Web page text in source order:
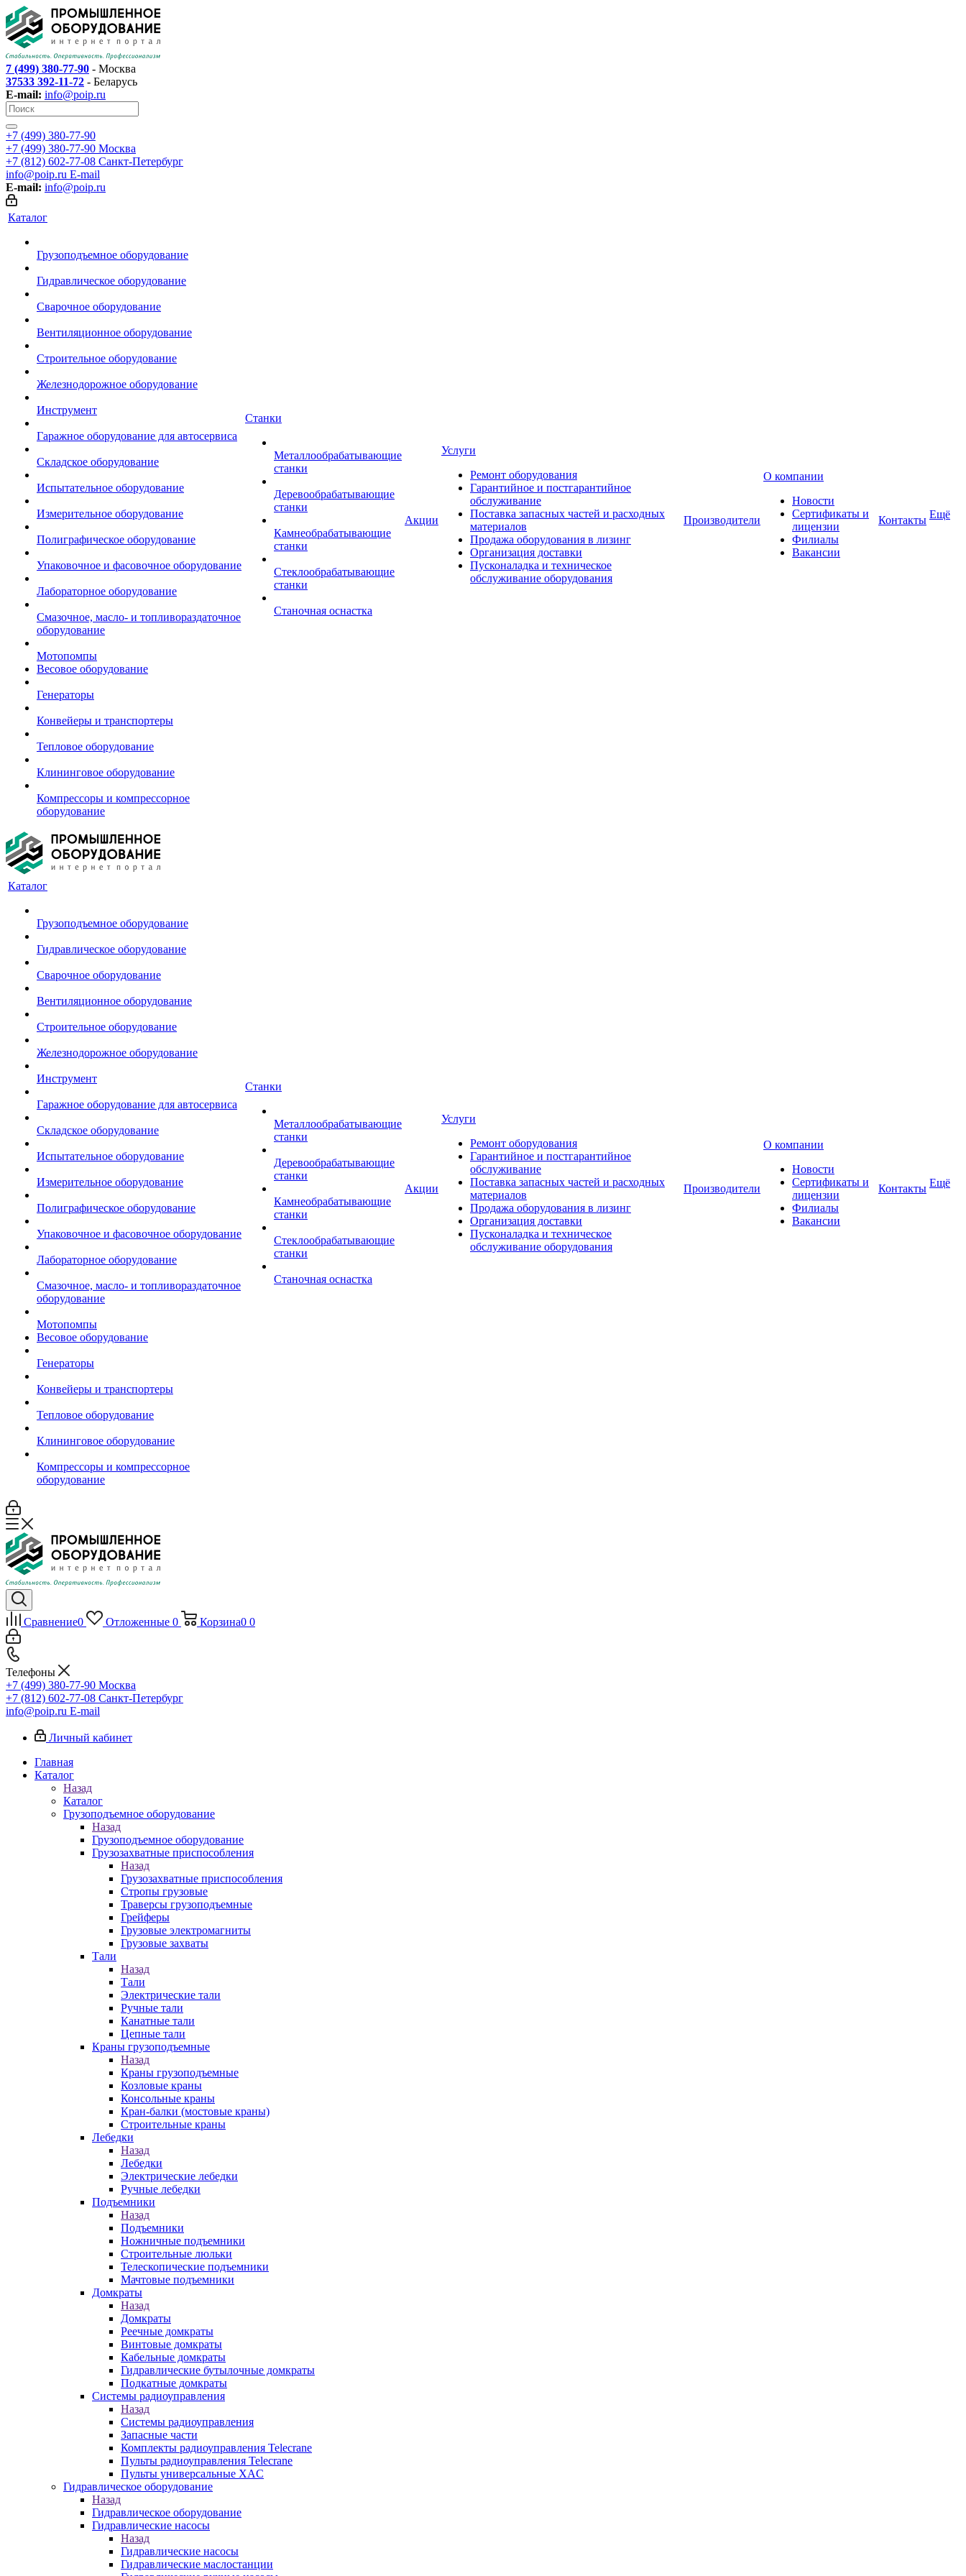
7 (499) 380-77-90 - Москва
37533 392-11-72 - Беларусь
E-mail: info@poip.ru
+7 (499) 380-77-90
+7 (499) 380-77-90 Москва
+7 (812) 602-77-08 Санкт-Петербург
info@poip.ru E-mail
E-mail: info@poip.ru
Каталог
Грузоподъемное оборудование
Гидравлическое оборудование
Сварочное оборудование
Вентиляционное оборудование
Строительное оборудование
Железнодорожное оборудование
Инструмент
Гаражное оборудование для автосервиса
Складское оборудование
Испытательное оборудование
Измерительное оборудование
Полиграфическое оборудование
Упаковочное и фасовочное оборудование
Лабораторное оборудование
Смазочное, масло- и топливораздаточное
оборудование
Мотопомпы
Весовое оборудование
Генераторы
Конвейеры и транспортеры
Тепловое оборудование
Клининговое оборудование
Компрессоры и компрессорное
оборудование
Станки
Металлообрабатывающие
станки
Деревообрабатывающие
станки
Камнеобрабатывающие
станки
Стеклообрабатывающие
станки
Станочная оснастка
Акции
Услуги
Ремонт оборудования
Гарантийное и постгарантийное
обслуживание
Поставка запасных частей и расходных
материалов
Продажа оборудования в лизинг
Организация доставки
Пусконаладка и техническое
обслуживание оборудования
Производители
О компании
Новости
Сертификаты и
лицензии
Филиалы
Вакансии
Контакты Ещё
Каталог
Грузоподъемное оборудование
Гидравлическое оборудование
Сварочное оборудование
Вентиляционное оборудование
Строительное оборудование
Железнодорожное оборудование
Инструмент
Гаражное оборудование для автосервиса
Складское оборудование
Испытательное оборудование
Измерительное оборудование
Полиграфическое оборудование
Упаковочное и фасовочное оборудование
Лабораторное оборудование
Смазочное, масло- и топливораздаточное
оборудование
Мотопомпы
Весовое оборудование
Генераторы
Конвейеры и транспортеры
Тепловое оборудование
Клининговое оборудование
Компрессоры и компрессорное
оборудование
Станки
Металлообрабатывающие
станки
Деревообрабатывающие
станки
Камнеобрабатывающие
станки
Стеклообрабатывающие
станки
Станочная оснастка
Акции
Услуги
Ремонт оборудования
Гарантийное и постгарантийное
обслуживание
Поставка запасных частей и расходных
материалов
Продажа оборудования в лизинг
Организация доставки
Пусконаладка и техническое
обслуживание оборудования
Производители
О компании
Новости
Сертификаты и
лицензии
Филиалы
Вакансии
Контакты Ещё
Сравнение0 Отложенные 0 Корзина0 0
Телефоны
+7 (499) 380-77-90 Москва
+7 (812) 602-77-08 Санкт-Петербург
info@poip.ru E-mail
Личный кабинет
Главная
Каталог
Назад
Каталог
Грузоподъемное оборудование
Назад
Грузоподъемное оборудование
Грузозахватные приспособления
Назад
Грузозахватные приспособления
Стропы грузовые
Траверсы грузоподъемные
Грейферы
Грузовые электромагниты
Грузовые захваты
Тали
Назад
Тали
Электрические тали
Ручные тали
Канатные тали
Цепные тали
Краны грузоподъемные
Назад
Краны грузоподъемные
Козловые краны
Консольные краны
Кран-балки (мостовые краны)
Строительные краны
Лебедки
Назад
Лебедки
Электрические лебедки
Ручные лебедки
Подъемники
Назад
Подъемники
Ножничные подъемники
Строительные люльки
Телескопические подъемники
Мачтовые подъемники
Домкраты
Назад
Домкраты
Реечные домкраты
Винтовые домкраты
Кабельные домкраты
Гидравлические бутылочные домкраты
Подкатные домкраты
Системы радиоуправления
Назад
Системы радиоуправления
Запасные части
Комплекты радиоуправления Telecrane
Пульты радиоуправления Telecrane
Пульты универсальные XAC
Гидравлическое оборудование
Назад
Гидравлическое оборудование
Гидравлические насосы
Назад
Гидравлические насосы
Гидравлические маслостанции